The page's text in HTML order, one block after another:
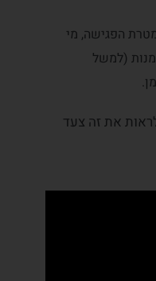
הפגישה, מי
(למשל
את זה צעד